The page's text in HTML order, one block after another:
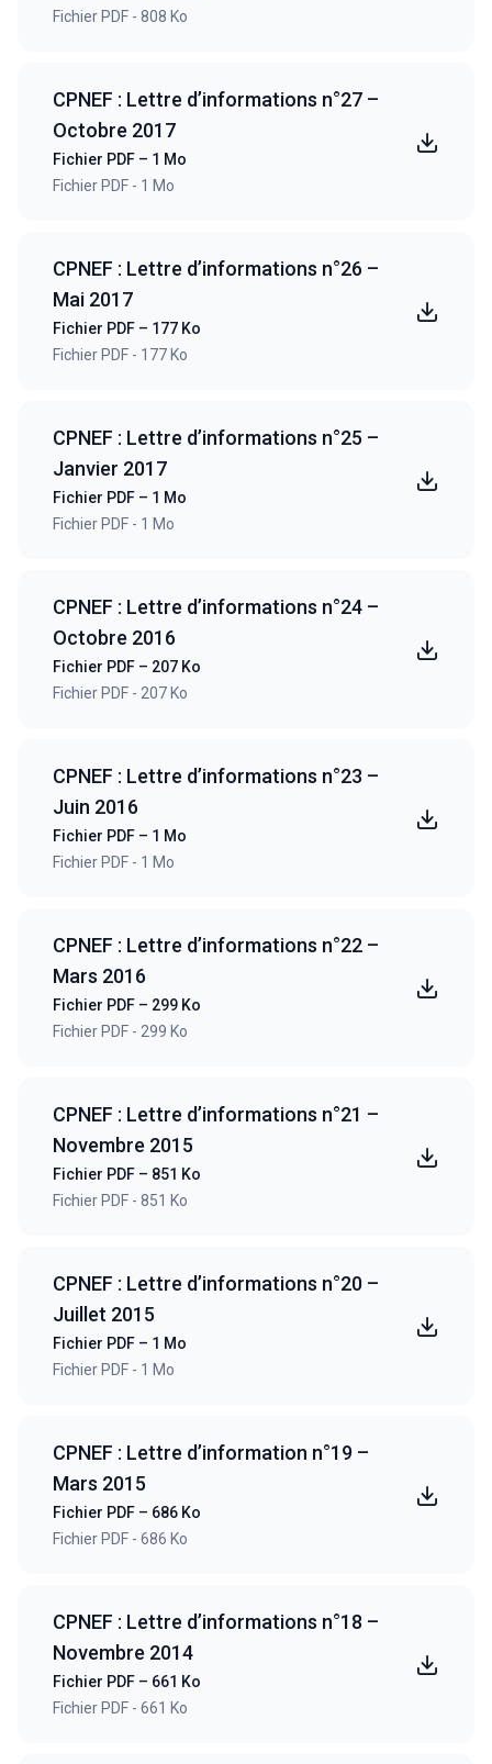
Fichier PDF - 808 Ko
CPNEF : Lettre d’informations n°27 –
Octobre 2017
Fichier PDF – 1 Mo
Fichier PDF - 1 Mo
CPNEF : Lettre d’informations n°26 –
Mai 2017
Fichier PDF – 177 Ko
Fichier PDF - 177 Ko
CPNEF : Lettre d’informations n°25 –
Janvier 2017
Fichier PDF – 1 Mo
Fichier PDF - 1 Mo
CPNEF : Lettre d’informations n°24 –
Octobre 2016
Fichier PDF – 207 Ko
Fichier PDF - 207 Ko
CPNEF : Lettre d’informations n°23 –
Juin 2016
Fichier PDF – 1 Mo
Fichier PDF - 1 Mo
CPNEF : Lettre d’informations n°22 –
Mars 2016
Fichier PDF – 299 Ko
Fichier PDF - 299 Ko
CPNEF : Lettre d’informations n°21 –
Novembre 2015
Fichier PDF – 851 Ko
Fichier PDF - 851 Ko
CPNEF : Lettre d’informations n°20 –
Juillet 2015
Fichier PDF – 1 Mo
Fichier PDF - 1 Mo
CPNEF : Lettre d’information n°19 –
Mars 2015
Fichier PDF – 686 Ko
Fichier PDF - 686 Ko
CPNEF : Lettre d’informations n°18 –
Novembre 2014
Fichier PDF – 661 Ko
Fichier PDF - 661 Ko